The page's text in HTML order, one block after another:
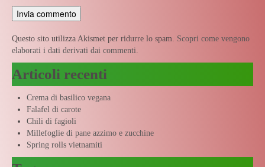
Questo sito utilizza Akismet per ridurre lo spam. Scopri come vengono
elaborati i dati derivati dai commenti
Articoli recenti
Crema di basilico vegana
Falafel di carote
Chili di fagioli
Millefoglie di pane azzimo e zucchine
Spring rolls vietnamiti